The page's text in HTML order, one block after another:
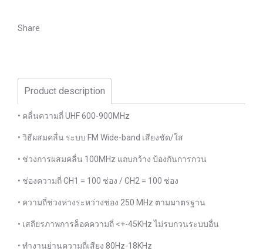
Share
Product description
• คลื่นความถี่ UHF 600-900MHz
• วิธีผสมคลื่น ระบบ FM Wide-band เสียงชัด/ใส
• ช่วงการผสมคลื่น 100MHz แถบกว้าง ป้องกันการกวน
• ช่องความถี่ CH1 = 100 ช่อง / CH2 = 100 ช่อง
• ความถี่ช่วงห่างระหว่างช่อง 250 MHz ตามมาตรฐาน
• เสถียรภาพการล็อคความถี่ <+-45KHz ไม่รบกวนระบบอื่น
• ทำงานย่านความถี่เสียง 80Hz-18KHz